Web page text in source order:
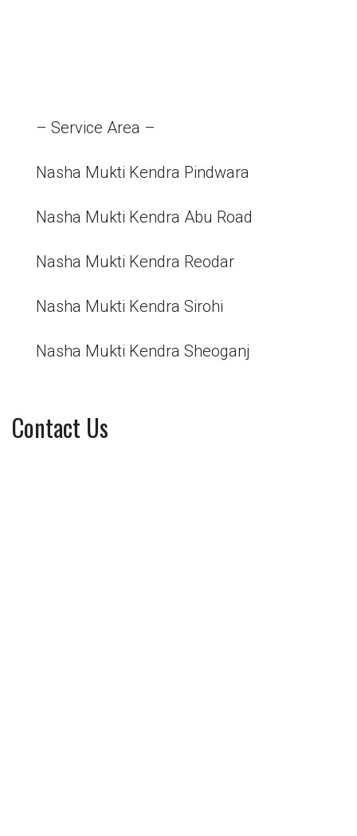
– Service Area –
Nasha Mukti Kendra Pindwara
Nasha Mukti Kendra Abu Road
Nasha Mukti Kendra Reodar
Nasha Mukti Kendra Sirohi
Nasha Mukti Kendra Sheoganj
Contact Us